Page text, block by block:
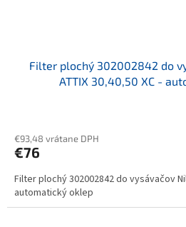
Filter plochý 302002842 do
ATTIX 30,40,50 XC -
€93,48 vrátane DPH
€76
Filter plochý 302002842 do vysávačov
automatický oklep